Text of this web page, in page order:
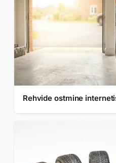
Rehvide ostmine